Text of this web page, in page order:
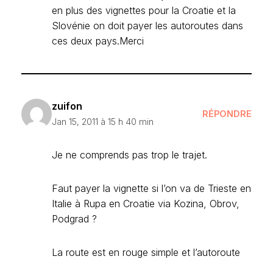
en plus des vignettes pour la Croatie et la
Slovénie on doit payer les autoroutes dans
ces deux pays.Merci
zuifon
Jan 15, 2011 à 15 h 40 min
RÉPONDRE
Je ne comprends pas trop le trajet.
Faut payer la vignette si l’on va de Trieste en
Italie à Rupa en Croatie via Kozina, Obrov,
Podgrad ?
La route est en rouge simple et l’autoroute